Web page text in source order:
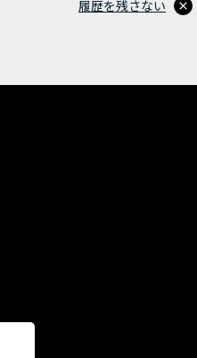
履歴を残さない